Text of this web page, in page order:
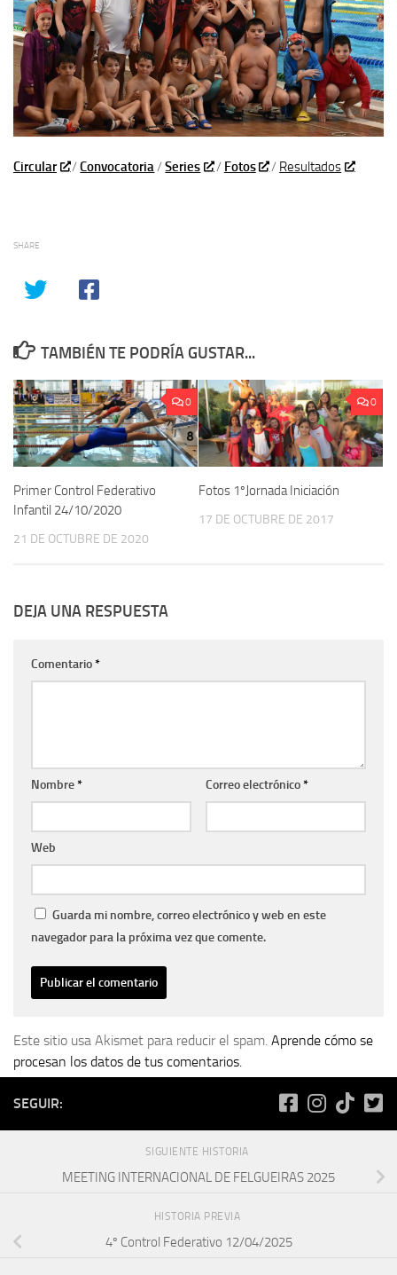
Circular /Convocatoria/Series / Fotos / Resultados
SHARE
TAMBIÉN TE PODRÍA GUSTAR...
0
Primer Control Federativo
Infantil 24/10/2020
21 DE OCTUBRE DE 2020
0
Fotos 1ºJornada Iniciación
17 DE OCTUBRE DE 2017
DEJA UNA RESPUESTA
Comentario*
Nombre* Correo electrónico*
Web
Guarda mi nombre, correo electrónico y web en este
navegador para la próxima vez que comente.
Este sitio usa Akismet para reducir el spam. Aprende cómo se
procesan los datos de tus comentarios.
SEGUIR:
SIGUIENTE HISTORIA
MEETING INTERNACIONAL DE FELGUEIRAS 2025
HISTORIA PREVIA
4º Control Federativo 12/04/2025